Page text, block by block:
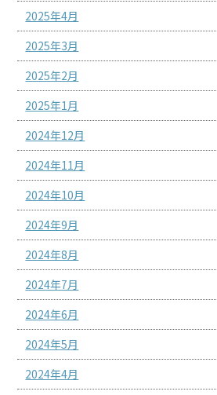
2025年4月
2025年3月
2025年2月
2025年1月
2024年12月
2024年11月
2024年10月
2024年9月
2024年8月
2024年7月
2024年6月
2024年5月
2024年4月